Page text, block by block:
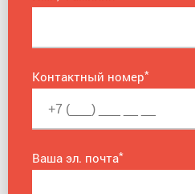
Контактный номер*
Ваша эл. почта*